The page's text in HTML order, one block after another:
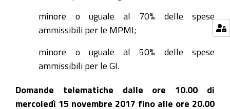
minore o uguale al 70% delle spese
ammissibili per le MPMI;
minore o uguale al 50% delle spese
ammissibili per le GI.
Domande telematiche dalle ore 10.00 di
mercoledì 15 novembre 2017 fino alle ore 20.00